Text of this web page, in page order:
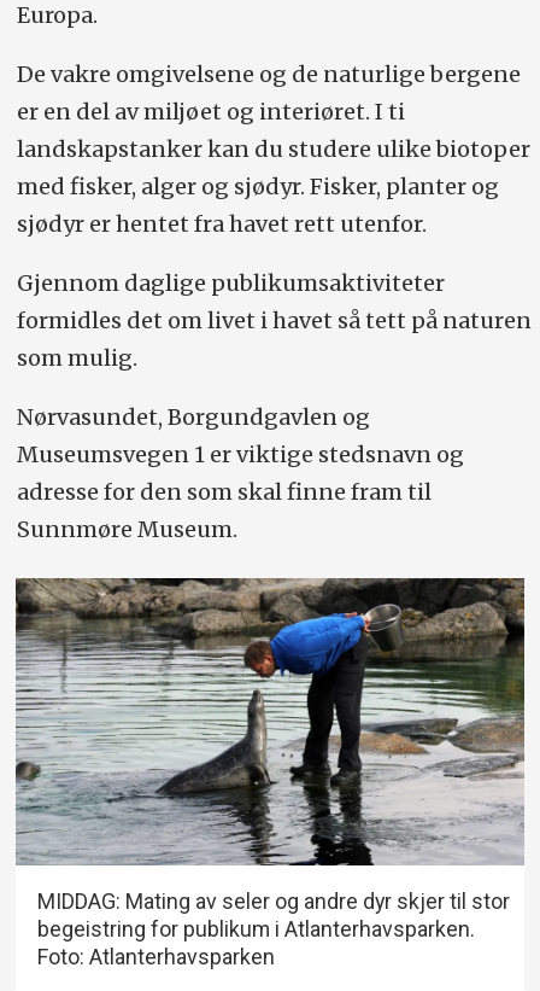
Europa.
De vakre omgivelsene og de naturlige bergene
er en del av miljøet og interiøret. I ti
landskapstanker kan du studere ulike biotoper
med fisker, alger og sjødyr. Fisker, planter og
sjødyr er hentet fra havet rett utenfor.
Gjennom daglige publikumsaktiviteter
formidles det om livet i havet så tett på naturen
som mulig.
Nørvasundet, Borgundgavlen og
Museumsvegen 1 er viktige stedsnavn og
adresse for den som skal finne fram til
Sunnmøre Museum.
MIDDAG: Mating av seler og andre dyr skjer til stor
begeistring for publikum i Atlanterhavsparken.
Foto: Atlanterhavsparken